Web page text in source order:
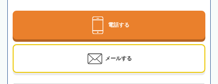
電話する
メールする